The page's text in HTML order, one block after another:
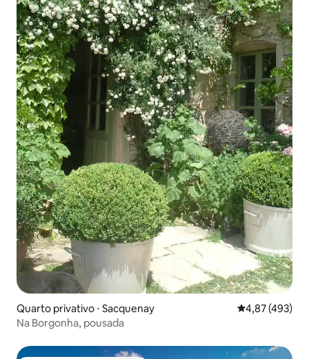
Quarto privativo ⋅ Sacquenay 4,87 de uma
4,87 (493)
Na Borgonha, pousada